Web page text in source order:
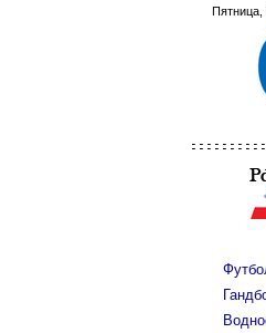
Пятница,